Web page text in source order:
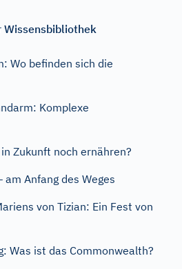
Wo befinden sich die
Komplexe
Zukunft noch ernähren?
am Anfang des Weges
von Tizian: Ein Fest von
Was ist das Commonwealth?